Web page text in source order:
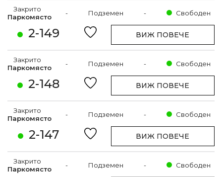
2-149
Закрито
Паркомясто
- Подземен - Свободен
ВИЖ ПОВЕЧЕ
2-148
Закрито
Паркомясто
- Подземен - Свободен
ВИЖ ПОВЕЧЕ
2-147
Закрито
Паркомясто
- Подземен - Свободен
ВИЖ ПОВЕЧЕ
Закрито
Паркомясто
- Подземен - Свободен